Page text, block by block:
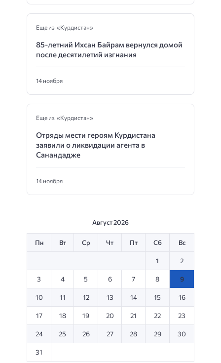
Еще из «Курдистан»
85-летний Ихсан Байрам вернулся домой
после десятилетий изгнания
14 ноября
Еще из «Курдистан»
Отряды мести героям Курдистана
заявили о ликвидации агента в
Санандадже
14 ноября
Август 2026
Пн Вт Ср Чт Пт Сб Вс
1 2
3 4 5 6 7 8 9
10 11 12 13 14 15 16
17 18 19 20 21 22 23
24 25 26 27 28 29 30
31